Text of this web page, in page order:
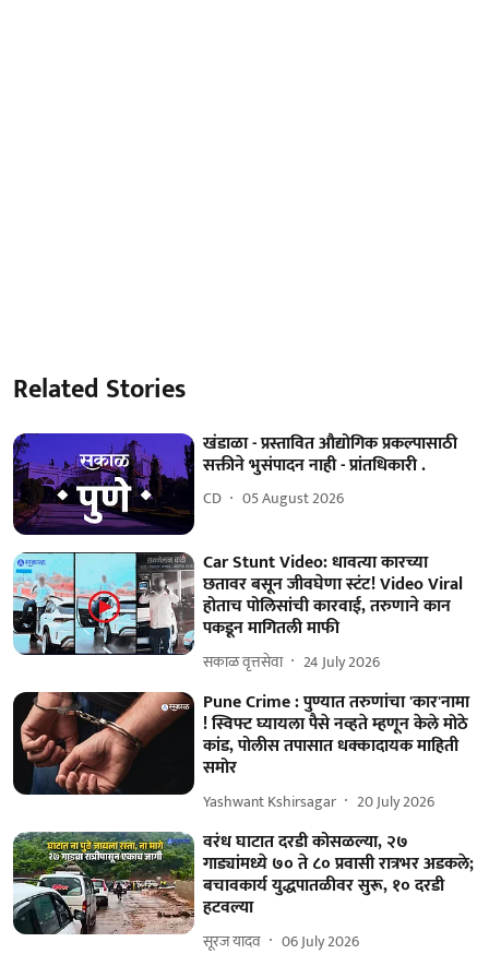
Related Stories
खंडाळा - प्रस्तावित औद्योगिक प्रकल्पासाठी
सक्तीने भुसंपादन नाही - प्रांतधिकारी .
CD 05 August 2026
Car Stunt Video: धावत्या कारच्या
छतावर बसून जीवघेणा स्टंट! Video Viral
होताच पोलिसांची कारवाई, तरुणाने कान
पकडून मागितली माफी
सकाळ वृत्तसेवा 24 July 2026
Pune Crime : पुण्यात तरुणांचा 'कार'नामा
! स्विफ्ट घ्यायला पैसे नव्हते म्हणून केले मोठे
कांड, पोलीस तपासात धक्कादायक माहिती
समोर
Yashwant Kshirsagar 20 July 2026
वरंध घाटात दरडी कोसळल्या, २७
गाड्यांमध्ये ७० ते ८० प्रवासी रात्रभर अडकले;
बचावकार्य युद्धपातळीवर सुरू, १० दरडी
हटवल्या
सूरज यादव 06 July 2026